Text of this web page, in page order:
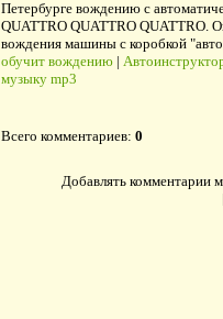
Петербурге вождению с
QUATTRO QUATTRO QUATTRO.
вождения машины с коробкой
обучит вождению|
музыку mp3
Всего комментариев: 0
Добавлять комментарии